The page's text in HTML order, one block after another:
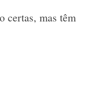
certas, mas têm